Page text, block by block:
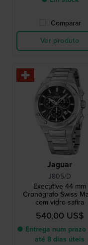
Comparar
Ver produto
Jaguar
J805/D
Executive 44 mm
Cronógrafo Swiss
com vidro safira
540,00 US$
● Entrega num prazo
até 8 dias úteis